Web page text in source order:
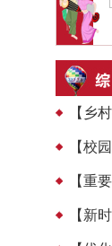
”情盛宴：景...
【乡
【校
【重
【新